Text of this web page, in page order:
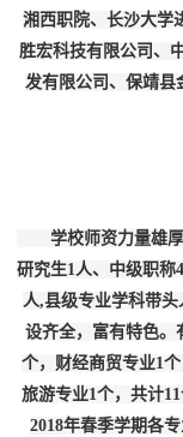
湘西职院、长沙大学
胜宏科技有限公司、
发有限公司、保靖县
学校师资力量雄厚
研究生1人、中级职称
人,县级专业学科带
设齐全，富有特色。
个，财经商贸专业1
旅游专业1个，共计
2018年春季学期各